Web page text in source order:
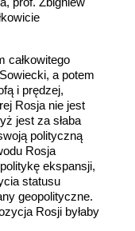
całkowitego
a potem
i prędzej,
Rosja nie jest
jest za słaba
polityczną
Rosja
ekspansji,
statusu
geopolityczne.
Rosji byłaby